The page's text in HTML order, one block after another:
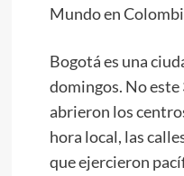
Mundo en
Bogotá es una
domingos. No este
abrieron los
hora local, las
que ejercieron